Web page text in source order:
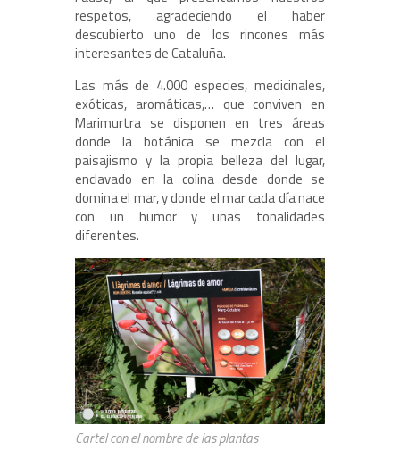
respetos, agradeciendo el haber
descubierto uno de los rincones más
interesantes de Cataluña.
Las más de 4.000 especies, medicinales,
exóticas, aromáticas,… que conviven en
Marimurtra se disponen en tres áreas
donde la botánica se mezcla con el
paisajismo y la propia belleza del lugar,
enclavado en la colina desde donde se
domina el mar, y donde el mar cada día nace
con un humor y unas tonalidades
diferentes.
Cartel con el nombre de las plantas